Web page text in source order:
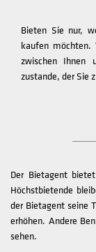
Bieten Sie nur,
kaufen
zwischen Ihnen
zustande, der Sie
Der Bietagent
Höchstbietende
der Bietagent seine
erhöhen. Andere
sehen.